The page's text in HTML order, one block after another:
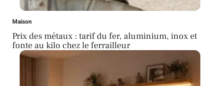
Maison
Prix des métaux : tarif du fer, aluminium, inox et
fonte au kilo chez le ferrailleur